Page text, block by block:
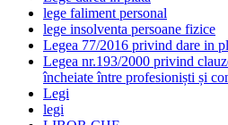
lege faliment personal
lege insolventa persoane fizice
Legea 77/2016 privind dare in
Legea nr.193/2000 privind
încheiate între profesioniști și
Legi
legi